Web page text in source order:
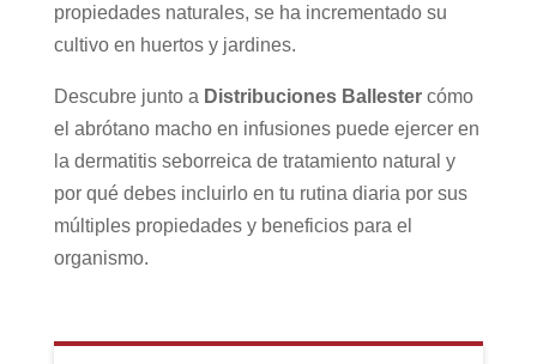
propiedades naturales, se ha incrementado su
cultivo en huertos y jardines.
Descubre junto a Distribuciones Ballestercómo
el abrótano macho en infusiones puede ejercer en
la dermatitis seborreica de tratamiento natural y
por qué debes incluirlo en tu rutina diaria por sus
múltiples propiedades y beneficios para el
organismo.